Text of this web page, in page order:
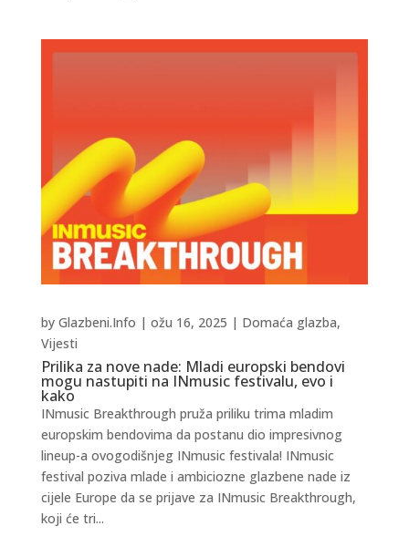
Prilika za nove nade: Mladi europski bendovi
mogu nastupiti na INmusic festivalu, evo i
kako
by Glazbeni.Info | ožu 16, 2025 | Domaća glazba,
Vijesti
INmusic Breakthrough pruža priliku trima mladim
europskim bendovima da postanu dio impresivnog
lineup-a ovogodišnjeg INmusic festivala! INmusic
festival poziva mlade i ambiciozne glazbene nade iz
cijele Europe da se prijave za INmusic Breakthrough,
koji će tri...